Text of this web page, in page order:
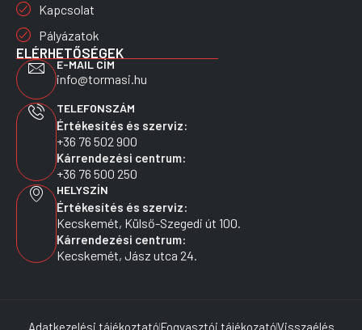
Kapcsolat
Pályázatok
ELÉRHETŐSÉGEK
E-MAIL CÍM
info@tormasi.hu
TELEFONSZÁM
Értékesítés és szerviz:
+36 76 502 900
Kárrendezési centrum:
+36 76 500 250
HELYSZÍN
Értékesítés és szerviz:
Kecskemét, Külső-Szegedi út 100.
Kárrendezési centrum:
Kecskemét, Jász utca 24.
Adatkezelési tájékoztatóFogyasztói tájékozatóVisszaélés